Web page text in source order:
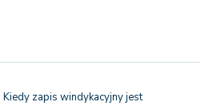
Kiedy zapis windykacyjny jest